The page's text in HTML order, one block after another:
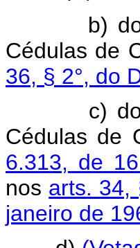
b) dos
Cédulas de
36, § 2°, do
c) dos
Cédulas de
6.313, de
nos arts. 34,
janeiro de